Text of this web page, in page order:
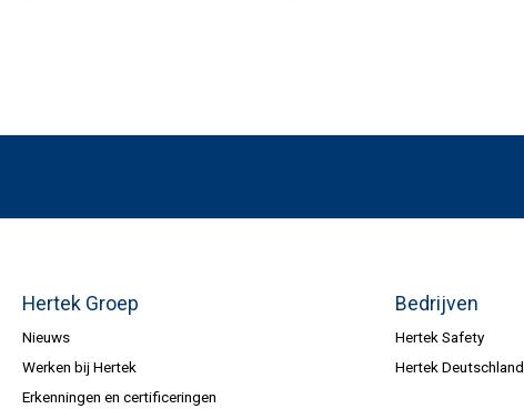
Cinema
Hertek Groep
Nieuws
Werken bij Hertek
Erkenningen en certificeringen
Bedrijven
Hertek Safety
Hertek Deutschland